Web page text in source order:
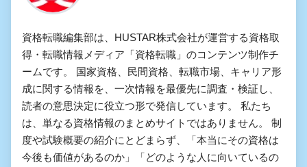
資格転職編集部は、HUSTAR株式会社が運営する資格取
得・転職情報メディア「資格転職」のコンテンツ制作チ
ームです。 国家資格、民間資格、転職市場、キャリア形
成に関する情報を、一次情報を最優先に調査・検証し、
読者の意思決定に役立つ形で発信しています。 私たち
は、単なる資格情報のまとめサイトではありません。 制
度や試験概要の紹介にとどまらず、「本当にその資格は
今後も価値があるのか」「どのような人に向いているの